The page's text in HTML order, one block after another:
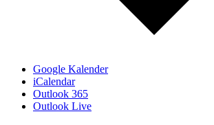
Google Kalender
iCalendar
Outlook 365
Outlook Live